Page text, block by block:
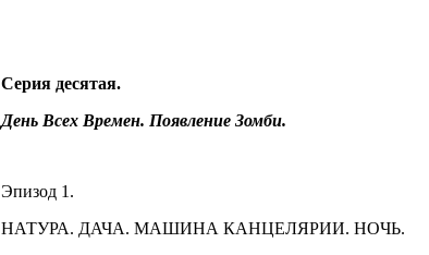
Серия десятая.
День Всех Времен. Появление Зомби.
Эпизод 1.
НАТУРА. ДАЧА. МАШИНА КАНЦЕЛЯРИИ. НОЧЬ.